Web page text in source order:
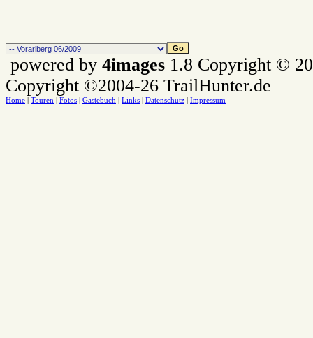
powered by 4images 1.8 Copyright ©
Copyright ©2004-26 TrailHunter.de
Home Touren Fotos Gästebuch Links Datenschutz Impressum